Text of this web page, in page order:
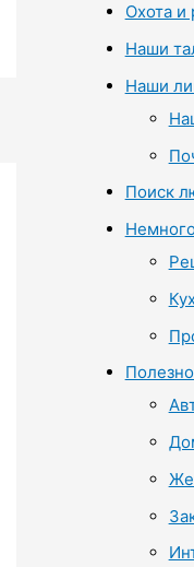
Охота и
Наши
Наши
Поиск